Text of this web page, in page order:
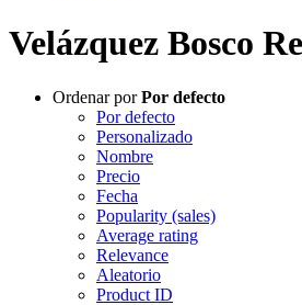
Velázquez Bosco
Ordenar porPor defecto
Por defecto
Personalizado
Nombre
Precio
Fecha
Popularity (sales)
Average rating
Relevance
Aleatorio
Product ID